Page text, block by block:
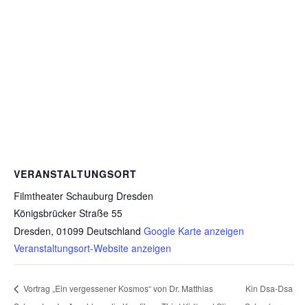
VERANSTALTUNGSORT
Filmtheater Schauburg Dresden
Königsbrücker Straße 55
Dresden, 01099 Deutschland Google Karte anzeigen
Veranstaltungsort-Website anzeigen
Vortrag „Ein vergessener Kosmos“ von Dr. Matthias
Kin Dsa-Dsa